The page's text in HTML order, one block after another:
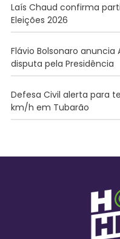
Laís Chaud confirma
Eleições 2026
Flávio Bolsonaro
disputa pela Presidência
Defesa Civil alerta para
km/h em Tubarão